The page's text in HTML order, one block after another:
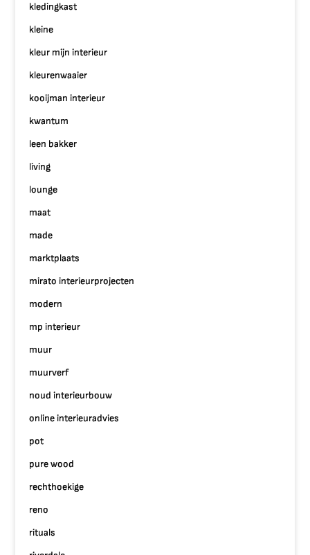
kledingkast
kleine
kleur mijn interieur
kleurenwaaier
kooijman interieur
kwantum
leen bakker
living
lounge
maat
made
marktplaats
mirato interieurprojecten
modern
mp interieur
muur
muurverf
noud interieurbouw
online interieuradvies
pot
pure wood
rechthoekige
reno
rituals